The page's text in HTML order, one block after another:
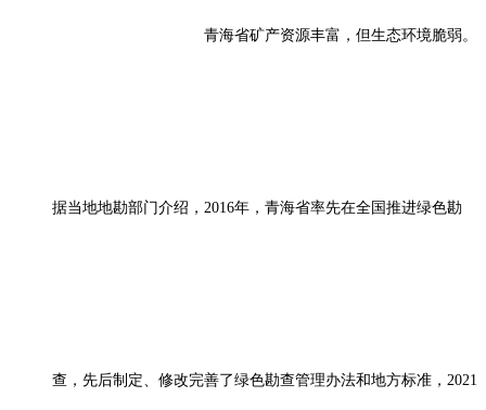
青海省矿产资源丰富，但生态环境脆弱。
据当地地勘部门介绍，2016年，青海省率先在全国推进绿色勘
查，先后制定、修改完善了绿色勘查管理办法和地方标准，2021